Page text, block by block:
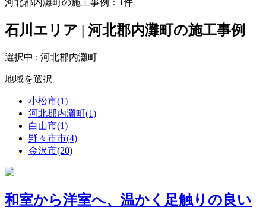
河北郡内灘町の施工事例： 件
石川エリア | 河北郡内灘町の施工事例
選択中 : 河北郡内灘町
地域を選択
小松市(1)
河北郡内灘町(1)
白山市(1)
野々市市(4)
金沢市(20)
和室から洋室へ、温かく足触りの良い